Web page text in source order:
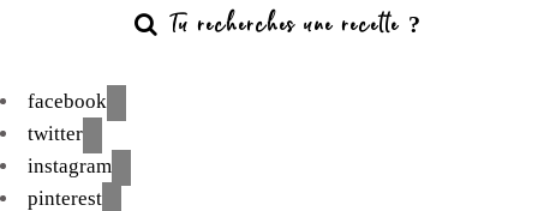
facebook
twitter
instagram
pinterest